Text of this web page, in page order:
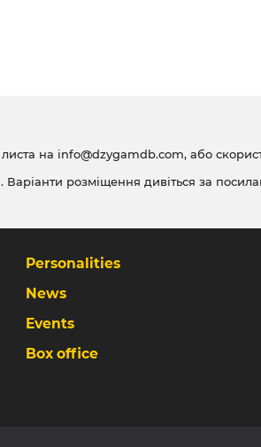
на info@dzygamdb.com, або
. Варіанти розміщення дивіться за
Personalities
News
Events
Box office